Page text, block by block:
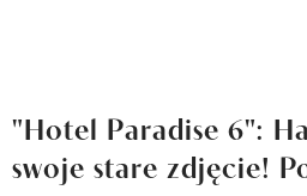
"Hotel Paradise 6":
swoje stare zdjęcie!